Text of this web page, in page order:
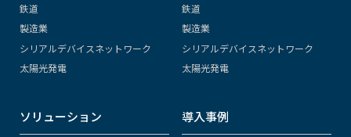
鉄道
製造業
シリアルデバイスネットワーク
太陽光発電
鉄道
製造業
シリアルデバイスネットワーク
太陽光発電
ソリューション 導入事例